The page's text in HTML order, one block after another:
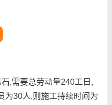
,需要总劳动量240工日,
为30人,则施工持续时间为